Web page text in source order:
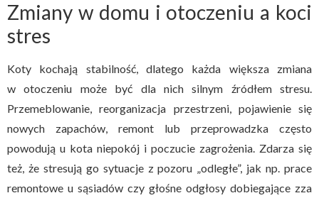
Zmiany w domu i otoczeniu a koci
stres
Koty kochają stabilność, dlatego każda większa zmiana
w otoczeniu może być dla nich silnym źródłem stresu.
Przemeblowanie, reorganizacja przestrzeni, pojawienie się
nowych zapachów, remont lub przeprowadzka często
powodują u kota niepokój i poczucie zagrożenia. Zdarza się
też, że stresują go sytuacje z pozoru „odległe”, jak np. prace
remontowe u sąsiadów czy głośne odgłosy dobiegające zza